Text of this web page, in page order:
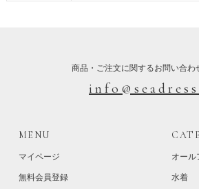
商品・ご注文に関するお問い合わ
MENU
マイページ
無料会員登録
オール
水着